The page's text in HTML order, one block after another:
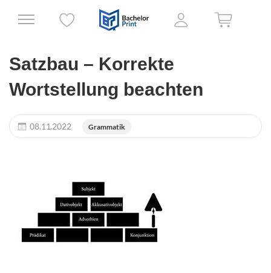
Satzbau – Korrekte
Wortstellung beachten
08.11.2022 Grammatik